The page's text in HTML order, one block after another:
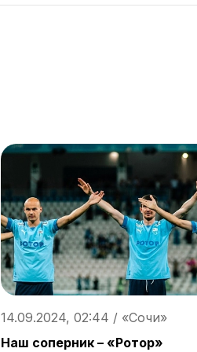
14.09.2024, 02:44 / «Сочи»
Наш соперник – «Ротор»